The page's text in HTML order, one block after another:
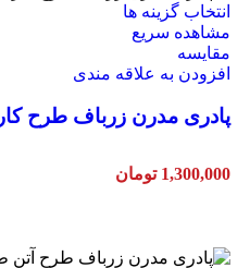
انتخاب گزینه ها
مشاهده سریع
مقایسه
افزودن به علاقه مندی
پادری مدرن زرباف طرح کارا
1,300,000 تومان